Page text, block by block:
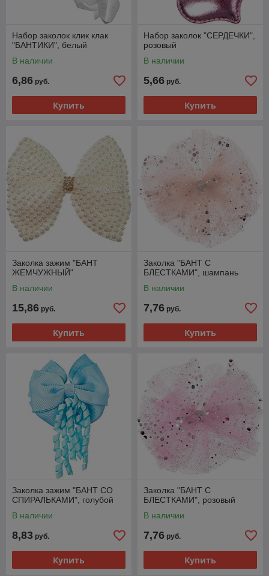
Набор заколок клик клак
"БАНТИКИ", белый
В наличии
6,86 руб.
Купить
Набор заколок "СЕРДЕЧКИ",
розовый
В наличии
5,66 руб.
Купить
Заколка зажим "БАНТ
ЖЕМЧУЖНЫЙ"
В наличии
15,86 руб.
Купить
Заколка "БАНТ С
БЛЕСТКАМИ", шампань
В наличии
7,76 руб.
Купить
Заколка зажим "БАНТ СО
СПИРАЛЬКАМИ", голубой
В наличии
8,83 руб.
Купить
Заколка "БАНТ С
БЛЕСТКАМИ", розовый
В наличии
7,76 руб.
Купить